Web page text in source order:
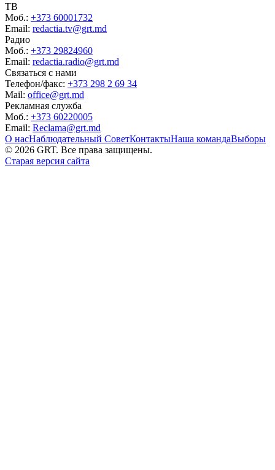
ТВ
Моб.: +373 60001732
Email: redactia.tv@grt.md
Радио
Моб.: +373 29824960
Email: redactia.radio@grt.md
Связаться с нами
Телефон/факс: +373 298 2 69 34
Mail: office@grt.md
Рекламная служба
Моб.: +373 60220005
Email: Reclama@grt.md
О насНаблюдательный СоветКонтактыНаша командаВыборы
© 2026 GRT. Все права защищены.
Старая версия сайта